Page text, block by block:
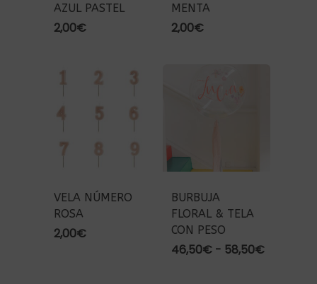
AZUL PASTEL
2,00€
MENTA
2,00€
VELA NÚMERO
ROSA
2,00€
BURBUJA
FLORAL & TELA
CON PESO
46,50€ - 58,50€Rango